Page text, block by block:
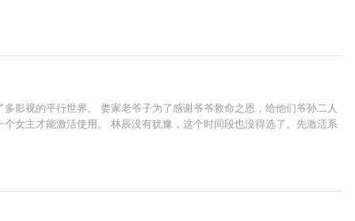
影视的平行世界。 娄家老爷子为了感谢爷爷救命之恩，给他们爷孙二人
女主才能激活使用。 林辰没有犹豫，这个时间段也没得选了。先激活系